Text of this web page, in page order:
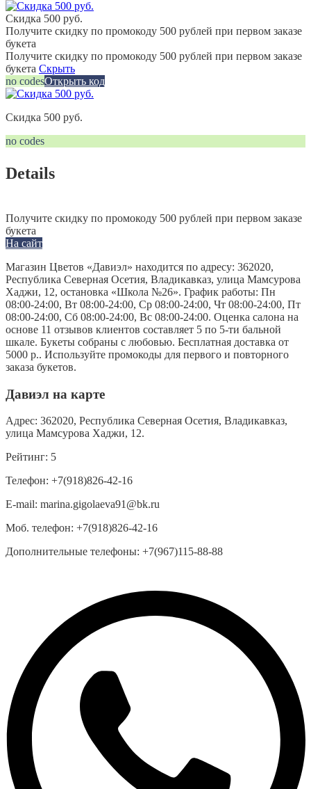
Скидка 500 руб.
Получите скидку по промокоду 500 рублей при первом заказе
букета
Получите скидку по промокоду 500 рублей при первом заказе
букета Скрыть
no codesОткрыть код
Скидка 500 руб.
no codes
Details
Получите скидку по промокоду 500 рублей при первом заказе
букета
На сайт
Магазин Цветов «Давиэл» находится по адресу: 362020,
Республика Северная Осетия, Владикавказ, улица Мамсурова
Хаджи, 12, остановка «Школа №26». График работы: Пн
08:00-24:00, Вт 08:00-24:00, Ср 08:00-24:00, Чт 08:00-24:00, Пт
08:00-24:00, Сб 08:00-24:00, Вс 08:00-24:00. Оценка салона на
основе 11 отзывов клиентов составляет 5 по 5-ти бальной
шкале. Букеты собраны с любовью. Бесплатная доставка от
5000 р.. Используйте промокоды для первого и повторного
заказа букетов.
Давиэл на карте
Адрес: 362020, Республика Северная Осетия, Владикавказ,
улица Мамсурова Хаджи, 12.
Рейтинг: 5
Телефон: +7(918)826-42-16
E-mail: marina.gigolaeva91@bk.ru
Моб. телефон: +7(918)826-42-16
Дополнительные телефоны: +7(967)115-88-88